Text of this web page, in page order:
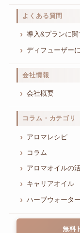
よくある質問
導入&プランに
ディフューザー
会社情報
会社概要
コラム・カテゴリ
アロマレシピ
コラム
アロマオイルの
キャリアオイル
ハーブウォーター
無料